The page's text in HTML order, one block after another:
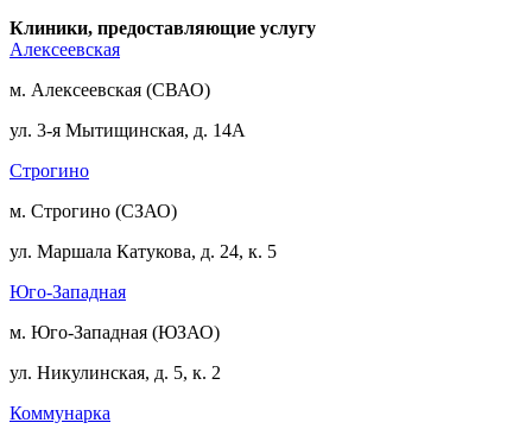
Клиники, предоставляющие услугу
Алексеевская
м. Алексеевская (СВАО)
ул. 3-я Мытищинская, д. 14А
Строгино
м. Строгино (СЗАО)
ул. Маршала Катукова, д. 24, к. 5
Юго-Западная
м. Юго-Западная (ЮЗАО)
ул. Никулинская, д. 5, к. 2
Коммунарка